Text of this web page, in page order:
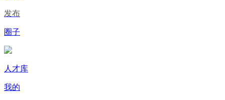
发布
圈子
人才库
我的